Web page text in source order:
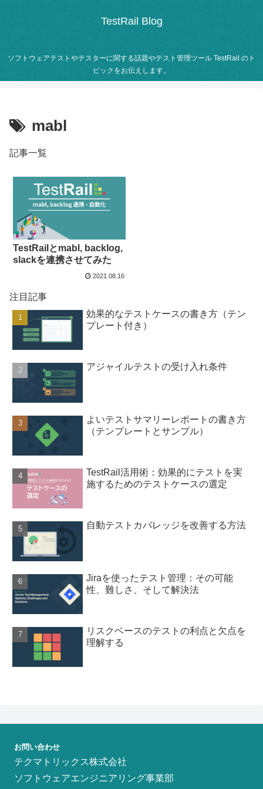
TestRail Blog
ソフトウェアテストやテスターに関する話題やテスト管理ツール TestRail のト
ピックをお伝えします。
mabl
記事一覧
TestRailとmabl, backlog,
slackを連携させてみた
2021.08.16
注目記事
効果的なテストケースの書き方（テン
プレート付き）
アジャイルテストの受け入れ条件
よいテストサマリーレポートの書き方
（テンプレートとサンプル）
TestRail活用術：効果的にテストを実
施するためのテストケースの選定
自動テストカバレッジを改善する方法
Jiraを使ったテスト管理：その可能
性、難しさ、そして解決法
リスクベースのテストの利点と欠点を
理解する
お問い合わせ
テクマトリックス株式会社
ソフトウェアエンジニアリング事業部